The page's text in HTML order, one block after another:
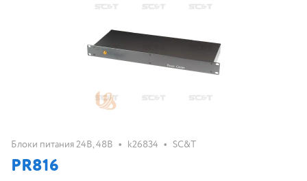
Блоки питания 24В, 48В • k26834 • SC&T
PR816